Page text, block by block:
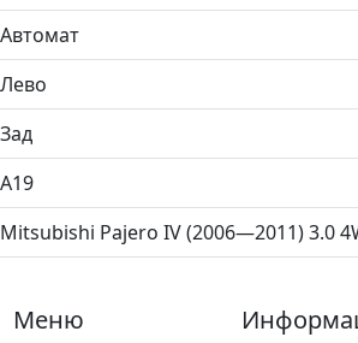
Автомат
Лево
Зад
A19
Mitsubishi Pajero IV (2006—2011) 3.0
Меню